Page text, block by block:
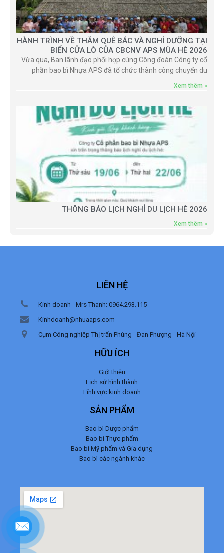
HÀNH TRÌNH VỀ THĂM QUÊ BÁC VÀ NGHỈ DƯỠNG TẠI
BIỂN CỬA LÒ CỦA CBCNV APS MÙA HÈ 2026
Vừa qua, Ban lãnh đạo phối hợp cùng Công đoàn Công ty cổ
phần bao bì Nhựa APS đã tổ chức thành công chuyến du
Xem thêm »
THÔNG BÁO LỊCH NGHỈ DU LỊCH HÈ 2026
Xem thêm »
LIÊN HỆ
Kinh doanh - Mrs Thanh: 0964.293.115
Kinhdoanh@nhuaaps.com
Cụm Công nghiệp Thị trấn Phùng - Đan Phượng - Hà Nội
HỮU ÍCH
Giới thiệu
Lịch sử hình thành
Lĩnh vực kinh doanh
SẢN PHẨM
Bao bì Dược phẩm
Bao bì Thực phẩm
Bao bì Mỹ phẩm và Gia dụng
Bao bì các ngành khác